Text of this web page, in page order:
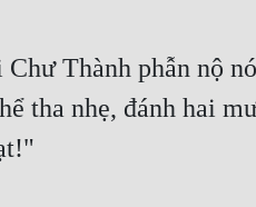
Thành phẫn nộ
tha nhẹ, đánh hai